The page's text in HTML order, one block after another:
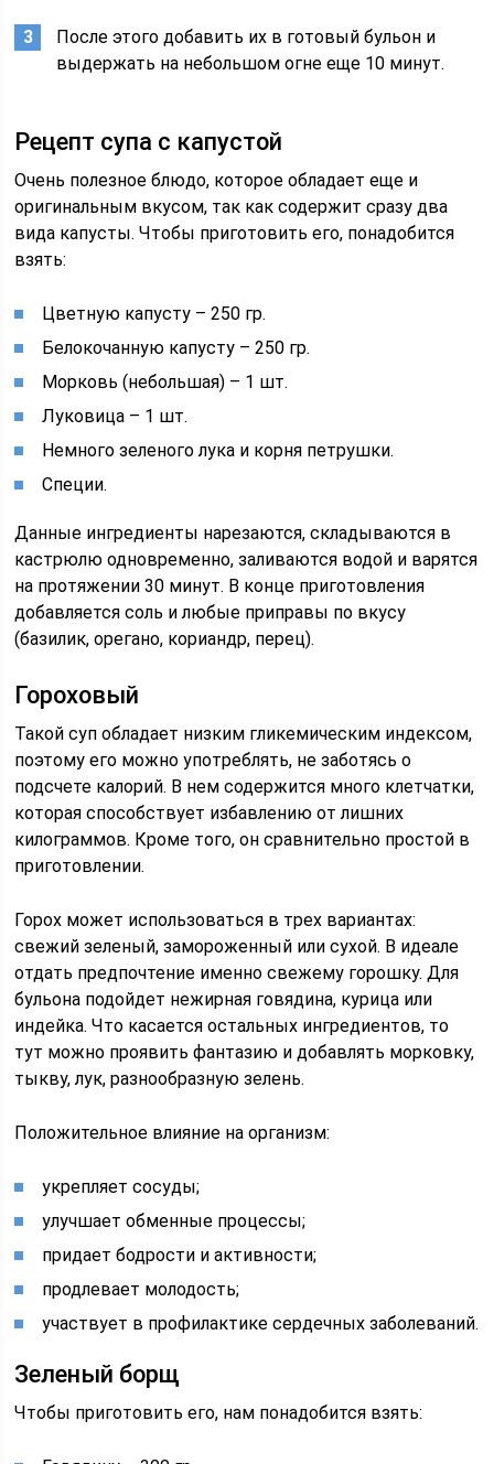
После этого добавить их в готовый бульон и
выдержать на небольшом огне еще 10 минут.
Рецепт супа с капустой
Очень полезное блюдо, которое обладает еще и
оригинальным вкусом, так как содержит сразу два
вида капусты. Чтобы приготовить его, понадобится
взять:
Цветную капусту – 250 гр.
Белокочанную капусту – 250 гр.
Морковь (небольшая) – 1 шт.
Луковица – 1 шт.
Немного зеленого лука и корня петрушки.
Специи.
Данные ингредиенты нарезаются, складываются в
кастрюлю одновременно, заливаются водой и варятся
на протяжении 30 минут. В конце приготовления
добавляется соль и любые приправы по вкусу
(базилик, орегано, кориандр, перец).
Гороховый
Такой суп обладает низким гликемическим индексом,
поэтому его можно употреблять, не заботясь о
подсчете калорий. В нем содержится много клетчатки,
которая способствует избавлению от лишних
килограммов. Кроме того, он сравнительно простой в
приготовлении.
Горох может использоваться в трех вариантах:
свежий зеленый, замороженный или сухой. В идеале
отдать предпочтение именно свежему горошку. Для
бульона подойдет нежирная говядина, курица или
индейка. Что касается остальных ингредиентов, то
тут можно проявить фантазию и добавлять морковку,
тыкву, лук, разнообразную зелень.
Положительное влияние на организм:
укрепляет сосуды;
улучшает обменные процессы;
придает бодрости и активности;
продлевает молодость;
участвует в профилактике сердечных заболеваний.
Зеленый борщ
Чтобы приготовить его, нам понадобится взять: